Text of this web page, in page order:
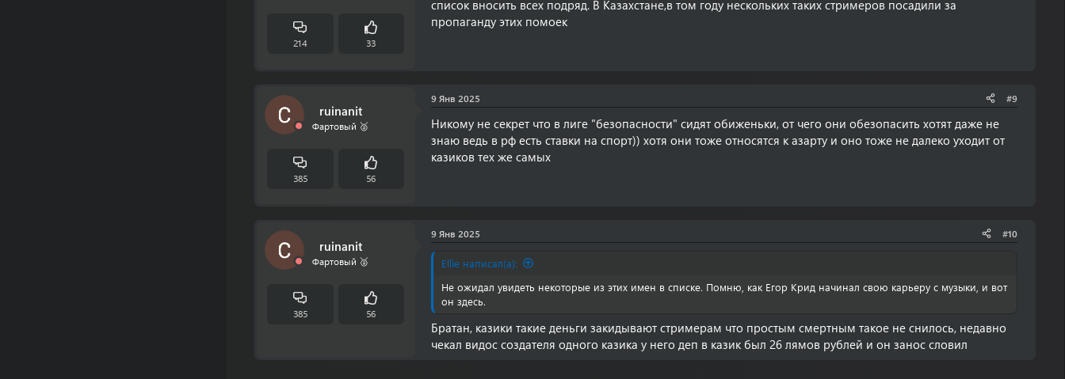
214 33
список вносить всех подряд. В Казахстане,в том году нескольких таких стримеров посадили за
пропаганду этих помоек
ruinanit
Фартовый 🥈
385 56
9 Янв 2025 #9
Никому не секрет что в лиге "безопасности" сидят обиженьки, от чего они обезопасить хотят даже не
знаю ведь в рф есть ставки на спорт)) хотя они тоже относятся к азарту и оно тоже не далеко уходит от
казиков тех же самых
ruinanit
Фартовый 🥈
385 56
9 Янв 2025 #10
Ellie написал(а):
Не ожидал увидеть некоторые из этих имен в списке. Помню, как Егор Крид начинал свою карьеру с музыки, и вот
он здесь.
Братан, казики такие деньги закидывают стримерам что простым смертным такое не снилось, недавно
чекал видос создателя одного казика у него деп в казик был 26 лямов рублей и он занос словил